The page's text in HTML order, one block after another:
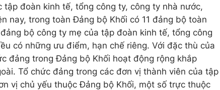
đoàn kinh tế, tổng công ty, công ty nhà nước,
nay, trong toàn Đảng bộ Khối có 11 đảng bộ toàn
bộ công ty mẹ của tập đoàn kinh tế, tổng công
có những ưu điểm, hạn chế riêng. Với đặc thù của
đảng trong Đảng bộ Khối hoạt động rộng khắp
Tổ chức đảng trong các đơn vị thành viên của tập
vị chủ yếu thuộc Đảng bộ Khối, một số trực thuộc